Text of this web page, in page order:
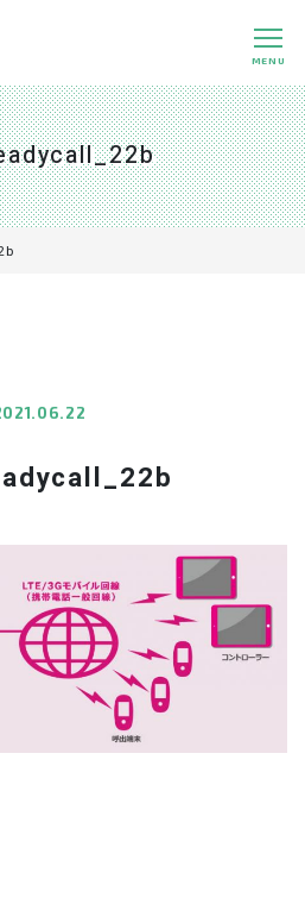
MENU
224 平日 9:00～17:45
問い合わせ